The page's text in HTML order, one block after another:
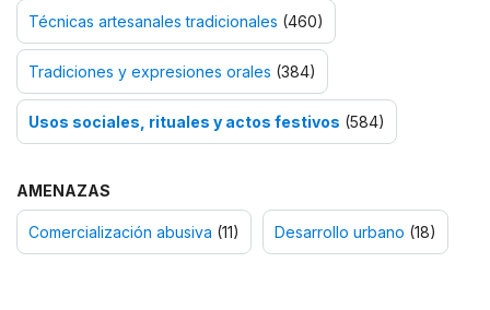
Técnicas artesanales tradicionales (460)
Tradiciones y expresiones orales (384)
Usos sociales, rituales y actos festivos (584)
AMENAZAS
Comercialización abusiva (11) Desarrollo urbano (18)